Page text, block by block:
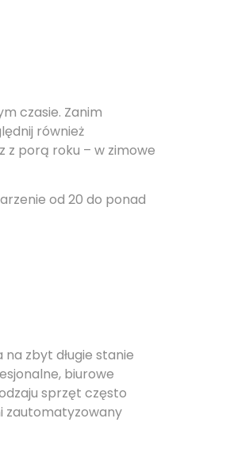
czasie. Zanim
również
z porą roku – w zimowe
od 20 do ponad
zbyt długie stanie
biurowe
sprzęt często
zautomatyzowany